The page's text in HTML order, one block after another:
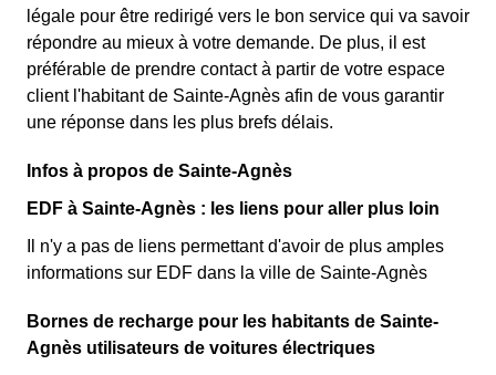
légale pour être redirigé vers le bon service qui va savoir
répondre au mieux à votre demande. De plus, il est
préférable de prendre contact à partir de votre espace
client l'habitant de Sainte-Agnès afin de vous garantir
une réponse dans les plus brefs délais.
Infos à propos de Sainte-Agnès
EDF à Sainte-Agnès : les liens pour aller plus loin
Il n'y a pas de liens permettant d'avoir de plus amples
informations sur EDF dans la ville de Sainte-Agnès
Bornes de recharge pour les habitants de Sainte-
Agnès utilisateurs de voitures électriques